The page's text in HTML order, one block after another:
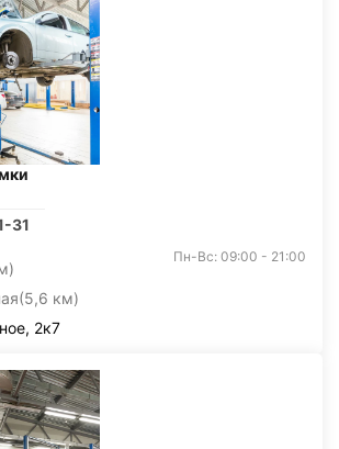
31
(5,6 км)
Пн-Вс: 09:00 - 21:00
2к7